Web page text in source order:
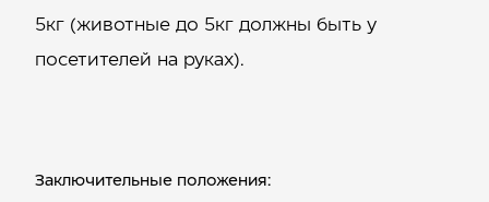
5кг (животные до 5кг должны быть у
посетителей на руках).
Заключительные положения: